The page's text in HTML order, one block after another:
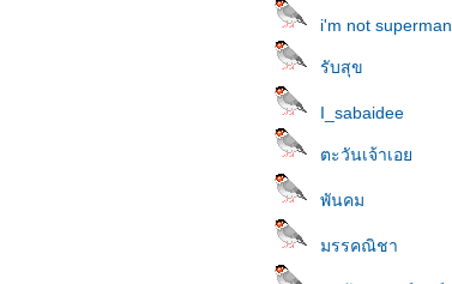
i'm not superman
รับสุข
I_sabaidee
ตะวันเจ้าเอ
พันคม
มรรคณิชา